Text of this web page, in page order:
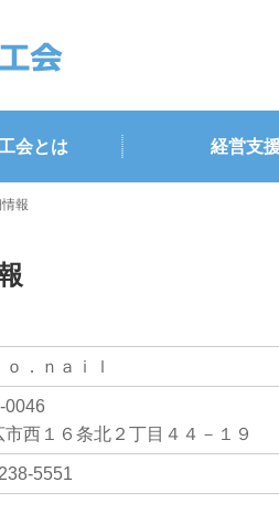
会とは 経営支
報
ｏ．ｎａｉｌ
0046
西１６条北２丁目４４－１９
5551